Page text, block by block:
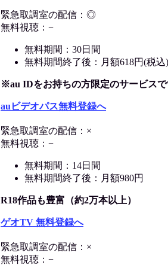
緊急取調室の配信：◎
無料視聴：−
無料期間：30日間
無料期間終了後：月額618円(税込)
※au IDをお持ちの方限定のサービス
auビデオパス無料登録へ
緊急取調室の配信：×
無料視聴：−
無料期間：14日間
無料期間終了後：月額980円
R18作品も豊富（約2万本以上）
ゲオTV 無料登録へ
緊急取調室の配信：×
無料視聴：−